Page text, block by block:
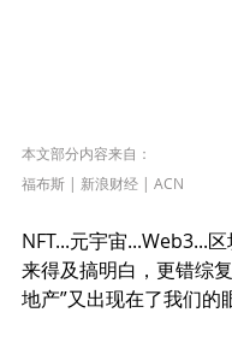
本文部分内容来自：
福布斯 | 新浪财经 | ACN
NFT...元宇宙...Web3...
来得及搞明白，更错综
地产”又出现在了我们的